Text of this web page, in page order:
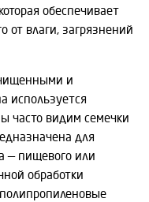
обеспечивает
от влаги, загрязнений
и
используется
часто видим семечки
для
— пищевого или
обработки